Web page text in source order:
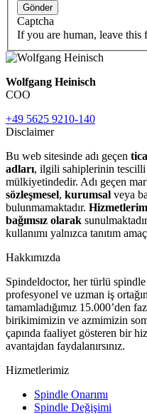
Gönder
Captcha
If you are human, leave this
Wolfgang Heinisch
COO
+49 5625 9210-140
Disclaimer
Bu web sitesinde adı geçen
adları, ilgili sahiplerinin tescilli
mülkiyetindedir. Adı geçen
sözleşmesel, kurumsal veya
bulunmamaktadır.
bağımsız olarak
kullanımı yalnızca tanıtım
Hakkımızda
Spindeldoctor, her türlü
profesyonel ve uzman iş
tamamladığımız 15.000’den
birikimimizin ve azmimizin
çapında faaliyet gösteren bir
avantajdan faydalanırsınız.
Hizmetlerimiz
Spindle Onarımı
Spindle Değişimi